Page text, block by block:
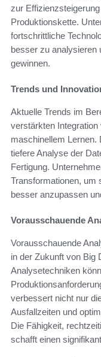
zur
Produktionskette.
fortschrittliche
besser zu analysieren
gewinnen.
Trends und
Aktuelle Trends im
verstärkten
maschinellem Lernen.
tiefere Analyse der
Fertigung.
Transformationen, um
besser anzupassen
Vorausschauende
Vorausschauende
in der Zukunft von Big
Analysetechniken
verbessert nicht nur
Ausfallzeiten und
Die Fähigkeit,
schafft einen